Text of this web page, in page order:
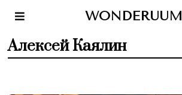
WONDERUUM
Алексей Каялин